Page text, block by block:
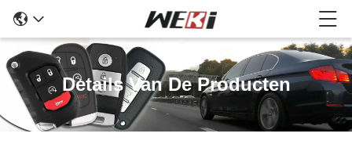
Details Van De Producten